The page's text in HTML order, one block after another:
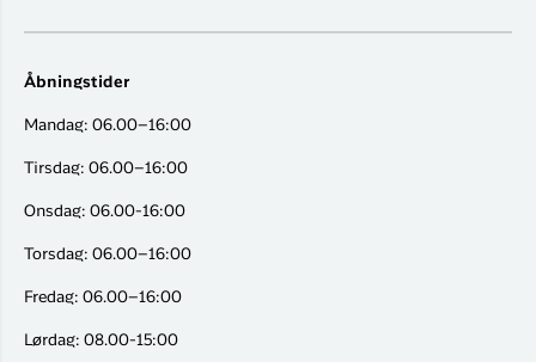
Åbningstider
Mandag: 06.00–16:00
Tirsdag: 06.00–16:00
Onsdag: 06.00-16:00
Torsdag: 06.00–16:00
Fredag: 06.00–16:00
Lørdag: 08.00-15:00